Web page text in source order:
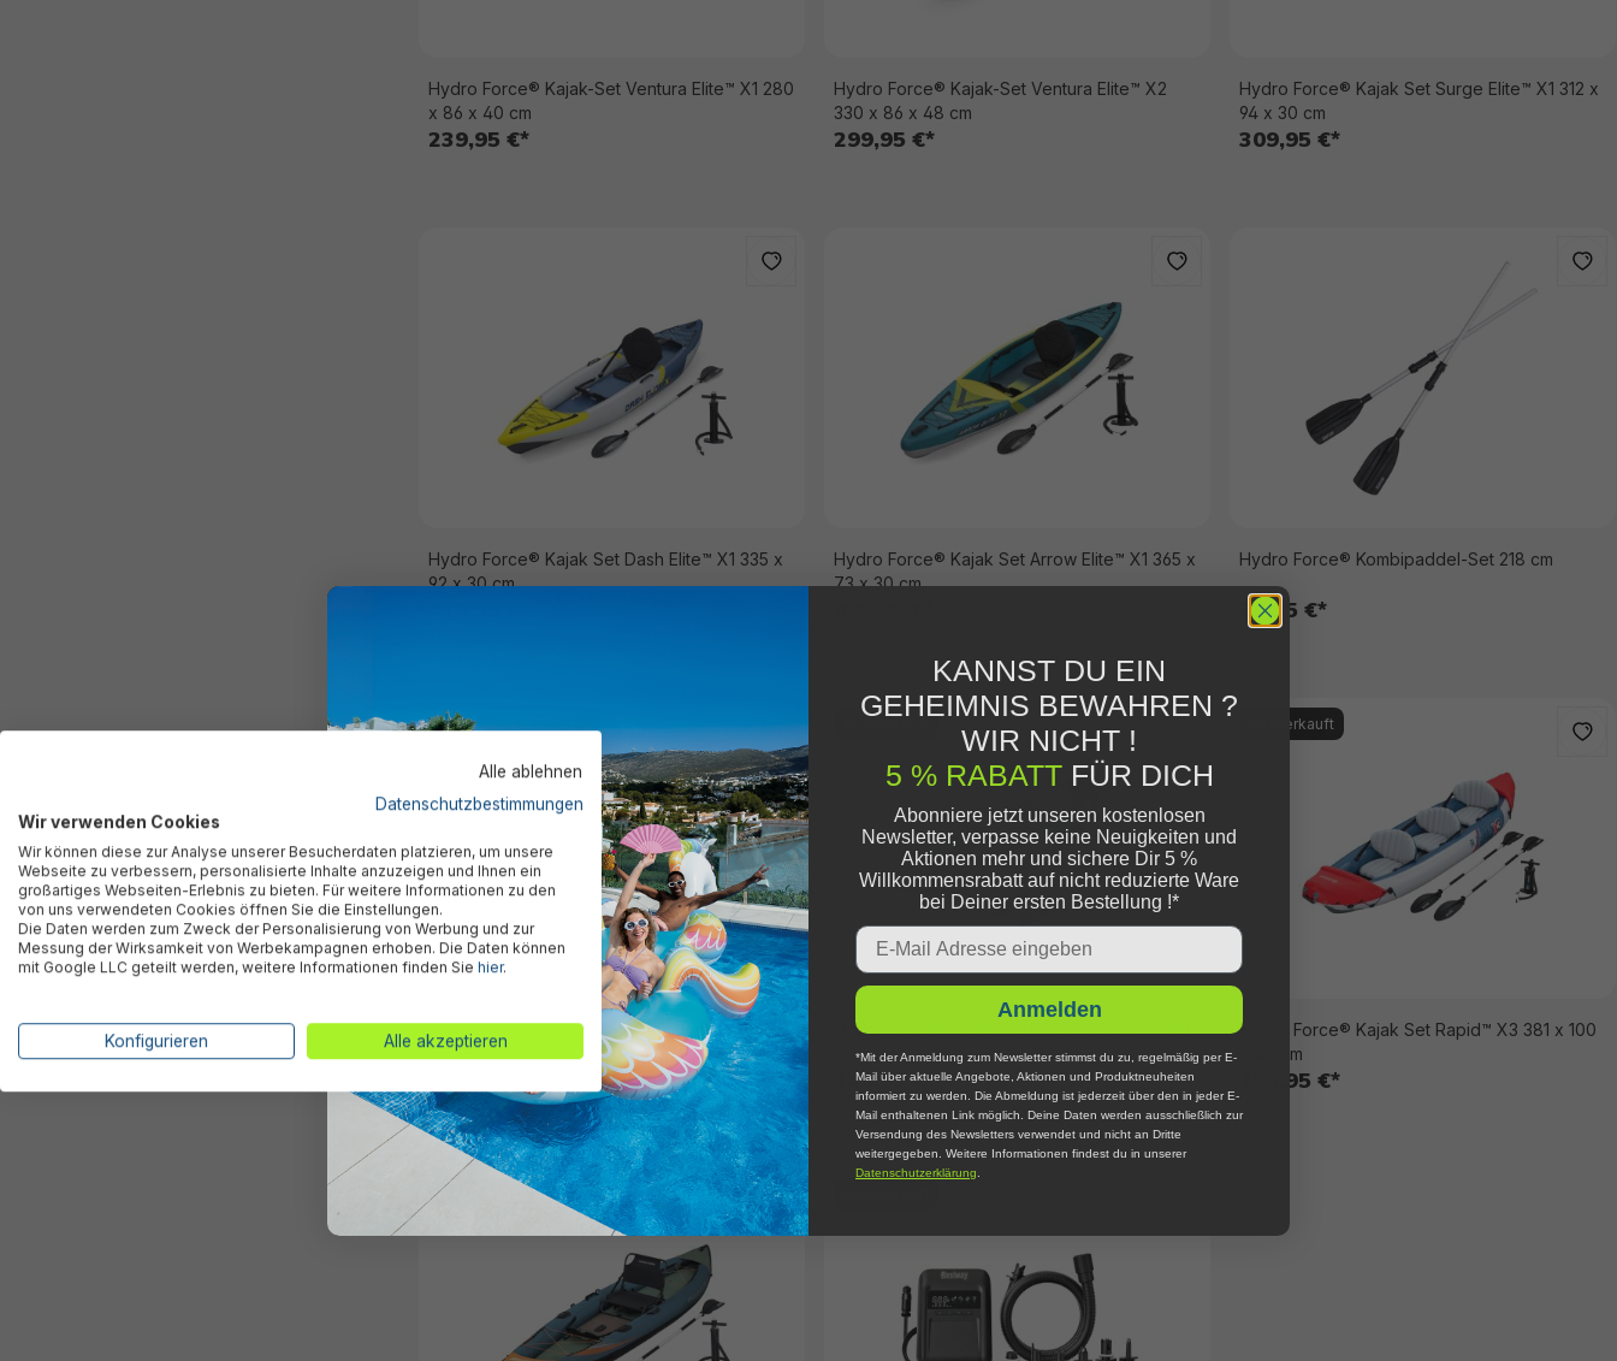
Hydro Force® Kajak-Set Ventura Elite™ X1 280
x 86 x 40 cm
239,95 €*
Hydro Force® Kajak-Set Ventura Elite™ X2
330 x 86 x 48 cm
299,95 €*
Hydro Force® Kajak Set Surge Elite™ X1 312 x
94 x 30 cm
309,95 €*
Hydro Force® Kajak Set Dash Elite™ X1 335 x
92 x 30 cm
Hydro Force® Kajak Set Arrow Elite™ X1 365 x
73 x 30 cm
Hydro Force® Kombipaddel-Set 218 cm
20,95 €*
Hydro Force® Kajak-Paddel 230 cm
Hydro Force® Kajak Set Rapid™ X2 321 x 100
x 44 cm
149,95 €*
Ausverkauft
Hydro Force® Kajak Set Rapid™ X3 381 x 100
x 44 cm
199,95 €*
Ausverkauft
Alle ablehnen
Datenschutzbestimmungen
Wir verwenden Cookies
Wir können diese zur Analyse unserer Besucherdaten platzieren, um unsere
Webseite zu verbessern, personalisierte Inhalte anzuzeigen und Ihnen ein
großartiges Webseiten-Erlebnis zu bieten. Für weitere Informationen zu den
von uns verwendeten Cookies öffnen Sie die Einstellungen.
Die Daten werden zum Zweck der Personalisierung von Werbung und zur
Messung der Wirksamkeit von Werbekampagnen erhoben. Die Daten können
mit Google LLC geteilt werden, weitere Informationen finden Sie hier.
Konfigurieren Alle akzeptieren
KANNST DU EIN
GEHEIMNIS BEWAHREN ?
WIR NICHT !
5 % RABATTFÜR DICH
Abonniere jetzt unseren kostenlosen
Newsletter, verpasse keine Neuigkeiten und
Aktionen mehr und sichere Dir 5 %
Willkommensrabatt auf nicht reduzierte Ware
bei Deiner ersten Bestellung !*
Email
Anmelden
*Mit der Anmeldung zum Newsletter stimmst du zu, regelmäßig per E-
Mail über aktuelle Angebote, Aktionen und Produktneuheiten
informiert zu werden. Die Abmeldung ist jederzeit über den in jeder E-
Mail enthaltenen Link möglich. Deine Daten werden ausschließlich zur
Versendung des Newsletters verwendet und nicht an Dritte
weitergegeben. Weitere Informationen findest du in unserer
Datenschutzerklärung